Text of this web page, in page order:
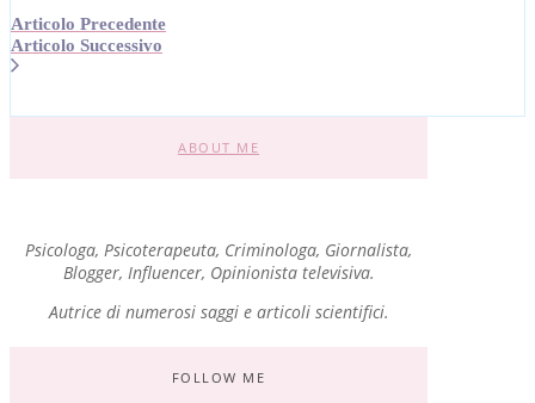
Articolo Precedente
Articolo Successivo
ABOUT ME
Psicologa, Psicoterapeuta, Criminologa, Giornalista,
Blogger, Influencer, Opinionista televisiva.
Autrice di numerosi saggi e articoli scientifici.
FOLLOW ME